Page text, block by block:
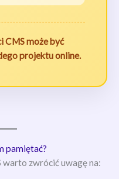
CMS może być
projektu online.
pamiętać?
warto zwrócić uwagę na: